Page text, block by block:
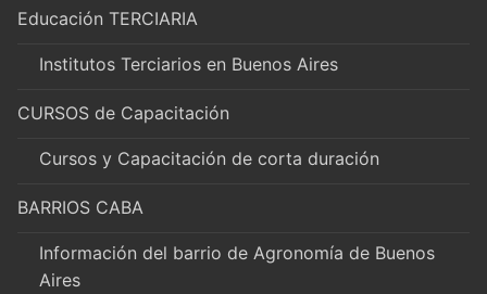
Educación TERCIARIA
Institutos Terciarios en Buenos Aires
CURSOS de Capacitación
Cursos y Capacitación de corta duración
BARRIOS CABA
Información del barrio de Agronomía de Buenos
Aires